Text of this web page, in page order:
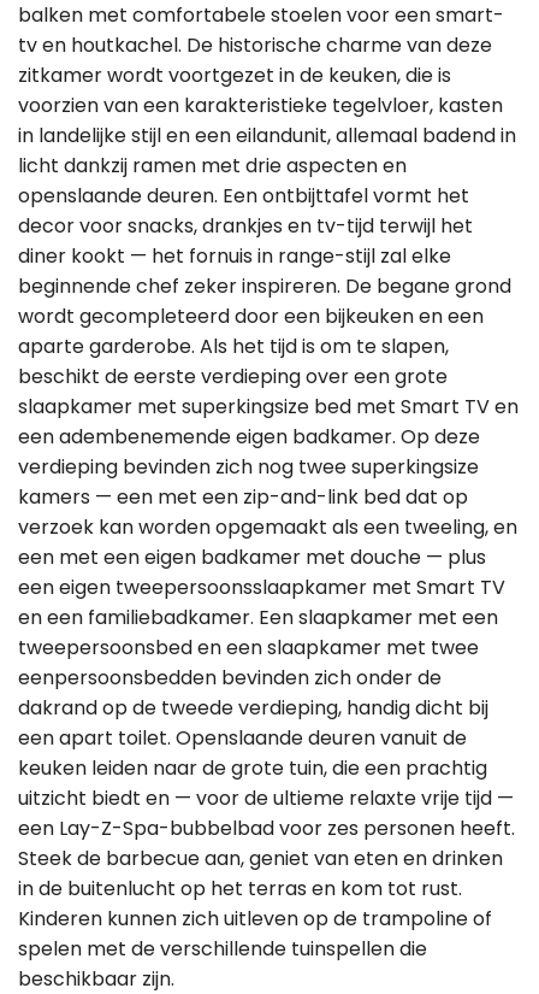
balken met comfortabele stoelen voor een smart-
tv en houtkachel. De historische charme van deze
zitkamer wordt voortgezet in de keuken, die is
voorzien van een karakteristieke tegelvloer, kasten
in landelijke stijl en een eilandunit, allemaal badend in
licht dankzij ramen met drie aspecten en
openslaande deuren. Een ontbijttafel vormt het
decor voor snacks, drankjes en tv-tijd terwijl het
diner kookt — het fornuis in range-stijl zal elke
beginnende chef zeker inspireren. De begane grond
wordt gecompleteerd door een bijkeuken en een
aparte garderobe. Als het tijd is om te slapen,
beschikt de eerste verdieping over een grote
slaapkamer met superkingsize bed met Smart TV en
een adembenemende eigen badkamer. Op deze
verdieping bevinden zich nog twee superkingsize
kamers — een met een zip-and-link bed dat op
verzoek kan worden opgemaakt als een tweeling, en
een met een eigen badkamer met douche — plus
een eigen tweepersoonsslaapkamer met Smart TV
en een familiebadkamer. Een slaapkamer met een
tweepersoonsbed en een slaapkamer met twee
eenpersoonsbedden bevinden zich onder de
dakrand op de tweede verdieping, handig dicht bij
een apart toilet. Openslaande deuren vanuit de
keuken leiden naar de grote tuin, die een prachtig
uitzicht biedt en — voor de ultieme relaxte vrije tijd —
een Lay-Z-Spa-bubbelbad voor zes personen heeft.
Steek de barbecue aan, geniet van eten en drinken
in de buitenlucht op het terras en kom tot rust.
Kinderen kunnen zich uitleven op de trampoline of
spelen met de verschillende tuinspellen die
beschikbaar zijn.